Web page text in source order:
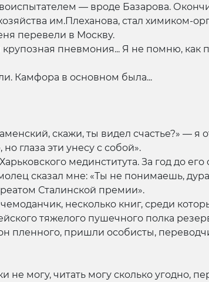
— вроде Базарова.
им.Плеханова, стал химиком-
перевели в Москву.
пневмония... Я не помню, как
Камфора в основном была...
скажи, ты видел счастье?» — я
глаза эти унесу с собой».
мединститута. За год до
сказал мне: «Ты не понимаешь,
Сталинской премии».
несколько книг, среди
тяжелого пушечного полка
пришли особисты,
могу, читать могу сколько угодно,